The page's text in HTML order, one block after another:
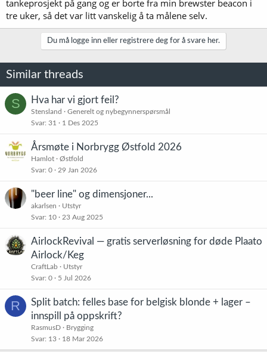
tankeprosjekt på gang og er borte fra min brewster beacon i
tre uker, så det var litt vanskelig å ta målene selv.
Du må logge inn eller registrere deg for å svare her.
Similar threads
S Hva har vi gjort feil?
Stensland
Generelt og nybegynnerspørsmål
Svar 31 1 Des 2025
Årsmøte i Norbrygg Østfold 2026
Hamlot
Østfold
Svar 0 29 Jan 2026
"beer line" og dimensjoner...
akarlsen
Utstyr
Svar 10 23 Aug 2025
AirlockRevival — gratis serverløsning for døde Plaato
Airlock/Keg
CraftLab
Utstyr
Svar 0 5 Jul 2026
R
Split batch: felles base for belgisk blonde + lager –
innspill på oppskrift?
RasmusD
Brygging
Svar 13 18 Mar 2026